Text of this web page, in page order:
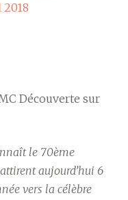
2018
Découverte sur
le 70ème
aujourd’hui 6
vers la célèbre